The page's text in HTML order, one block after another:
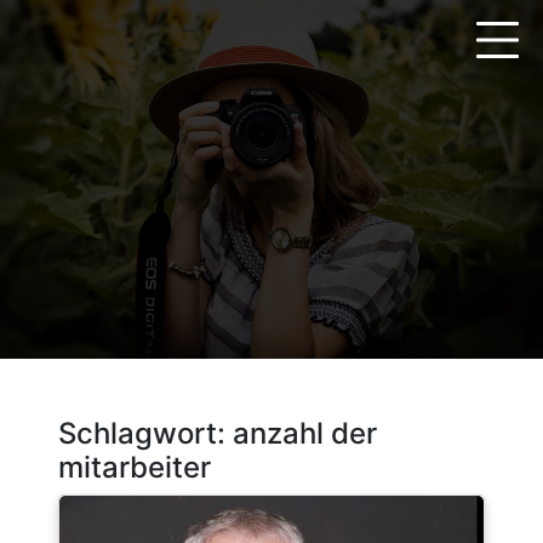
springen
Schlagwort: anzahl der
mitarbeiter